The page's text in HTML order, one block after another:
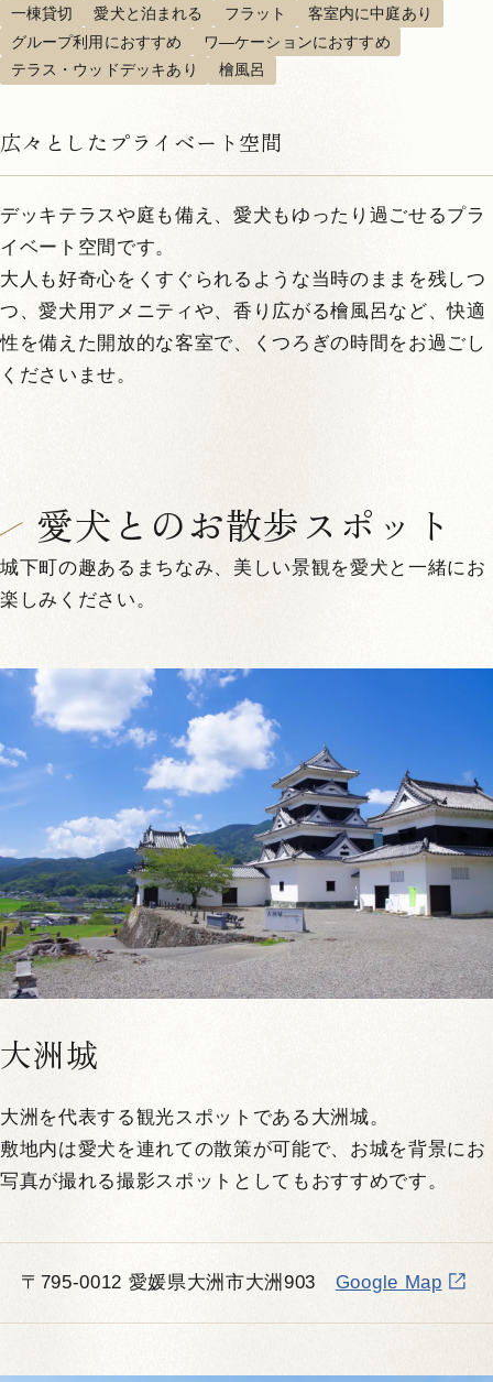
一棟貸切 愛犬と泊まれる フラット
客室内に中庭あり
グループ利用におすすめ
ワ―ケーションにおすすめ
テラス・ウッドデッキあり
檜風呂
広々としたプライベート空間
デッキテラスや庭も備え、愛犬もゆったり過ごせるプラ
イベート空間です。
大人も好奇心をくすぐられるような当時のままを残しつ
つ、愛犬用アメニティや、香り広がる檜風呂など、快適
性を備えた開放的な客室で、くつろぎの時間をお過ごし
くださいませ。
愛犬とのお散歩スポット
城下町の趣あるまちなみ、美しい景観を愛犬と一緒にお
楽しみください。
大洲城
大洲を代表する観光スポットである大洲城。
敷地内は愛犬を連れての散策が可能で、お城を背景にお
写真が撮れる撮影スポットとしてもおすすめです。
〒795-0012 愛媛県大洲市大洲903 Google Map